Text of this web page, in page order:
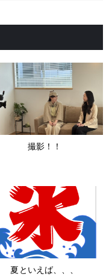
撮影！！
夏といえば、、、